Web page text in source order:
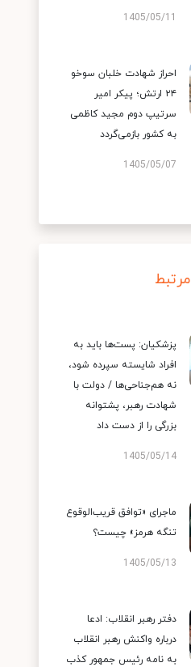
1405/05/11
احراز شهادت خلبان سوخو
۲۴ ارتش؛ پیکر امیر
سرتیپ دوم مجید کاظمی
به کشور بازمی‌گردد
1405/05/07
مرتبط
پزشکیان: پست‌ها باید به
افراد شایسته سپرده شود،
نه هم‌جناحی‌ها / دولت با
شهادت رهبر، پشتوانه
بزرگی را از دست داد
1405/05/14
ماجرای «توافق قریب‌الوقوع
تنگه هرمز» چیست؟
1405/05/13
دفتر رهبر انقلاب: ادعا
درباره واکنش رهبر انقلاب
به نامه رئیس جمهور کذب